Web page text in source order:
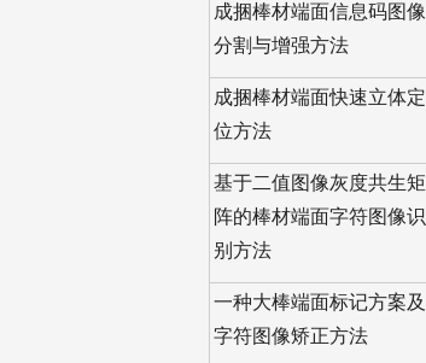
成捆棒材端面信息码图像
分割与增强方法
成捆棒材端面快速立体定
位方法
基于二值图像灰度共生矩
阵的棒材端面字符图像识
别方法
一种大棒端面标记方案及
字符图像矫正方法